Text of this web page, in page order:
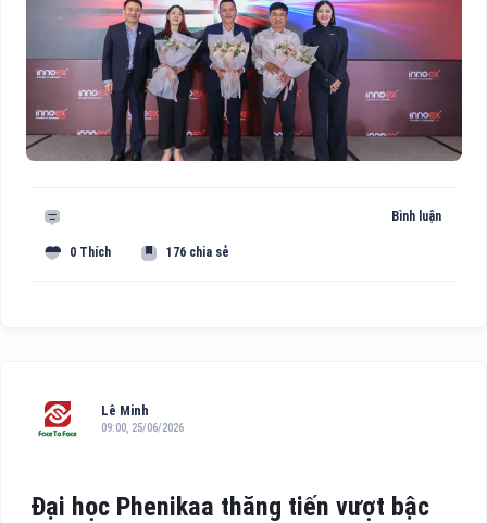
Bình luận
0 Thích 176 chia sẻ
Lê Minh
09:00, 25/06/2026
Đại học Phenikaa thăng tiến vượt bậc